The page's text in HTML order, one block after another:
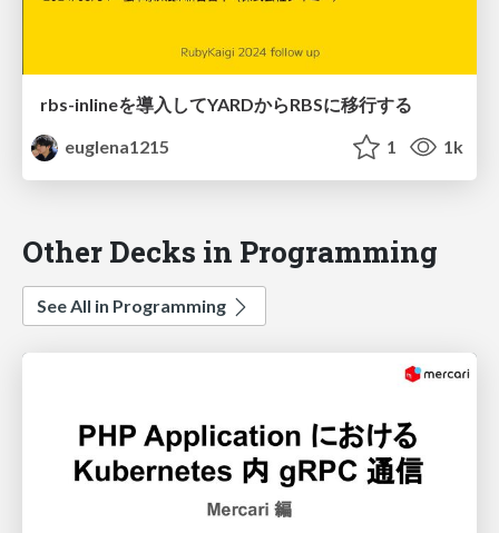
rbs-inlineを導入してYARDからRBSに移行する
euglena1215
1 1k
Other Decks in Programming
See All in Programming